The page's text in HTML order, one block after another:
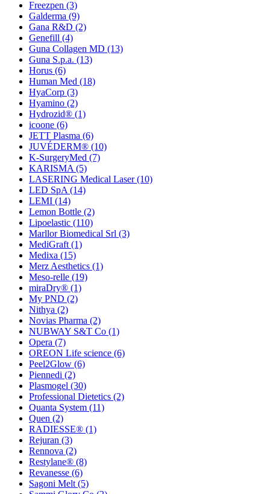
Freezpen (3)
Galderma (9)
Gana R&D (2)
Genefill (4)
Guna Collagen MD (13)
Guna S.p.a. (13)
Horus (6)
Human Med (18)
HyaCorp (3)
Hyamino (2)
Hydrozid® (1)
icoone (6)
JETT Plasma (6)
JUVÉDERM® (10)
K-SurgeryMed (7)
KARISMA (5)
LASERING Medical Laser(10)
LED SpA (14)
LEMI (14)
Lemon Bottle (2)
Lipoelastic (110)
Marllor Biomedical Srl (3)
MediGraft (1)
Medixa (15)
Merz Aesthetics (1)
Meso-relle (19)
miraDry® (1)
My PND (2)
Nithya (2)
Novias Pharma (2)
NUBWAY S&T Co (1)
Opera (7)
OREON Life science (6)
Peel2Glow (6)
Piennedi (2)
Plasmogel (30)
Professional Dietetics (2)
Quanta System (11)
Quen (2)
RADIESSE® (1)
Rejuran (3)
Rennova (2)
Restylane® (8)
Revanesse (6)
Sagoni Melt (5)